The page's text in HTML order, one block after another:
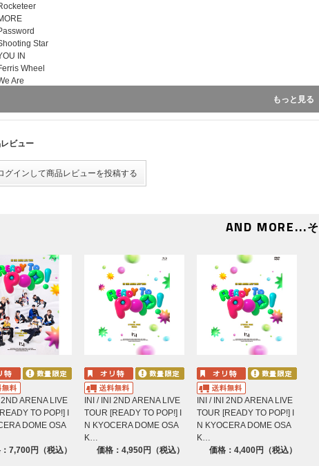
Star
IN
Wheel
Are
THINGS
Day
ME
Me Fly～その未来へ～ (INI Ver.)
典映像＞ ※初回限定版にのみ収録
CAM
CAM
INI 2ND ARENA LIVE TOUR [READY TO POP!] ＠大阪城ホール
Story
CALL 119/Dramatic/BAD BOYZ)
もっと見る
ビュー
AND MORE...
2ND ARENA LIVE
TO POP!] I
DOME OSA
7,700円（税込）
INI / INI 2ND ARENA LIVE
TOUR [READY TO POP!] I
N KYOCERA DOME OSA
K…
価格：4,950円（税込）
INI / INI 2ND ARENA LIVE
TOUR [READY TO POP!] I
N KYOCERA DOME OSA
K…
価格：4,400円（税込）